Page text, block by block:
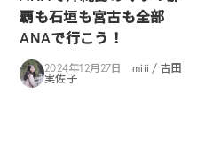
覇も石垣も宮古も全部
ANAで行こう！
2024年12月27日
miii / 吉田
実佐子